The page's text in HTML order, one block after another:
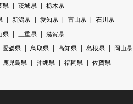
県 茨城県
栃木県
新潟県 愛知県 富山県
石川県
県 三重県
滋賀県
愛媛県 鳥取県 高知県 島根県
岡山県
鹿児島県 沖縄県 福岡県 佐賀県